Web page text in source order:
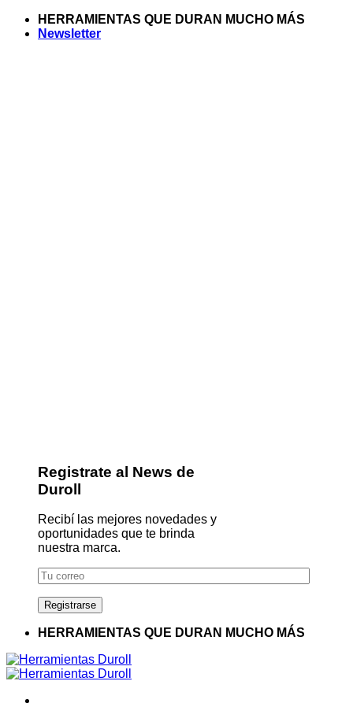
Saltar
HERRAMIENTAS QUE DURAN MUCHO MÁS
Newsletter
Registrate al News de
Duroll
Recibí las mejores novedades y
oportunidades que te brinda
nuestra marca.
HERRAMIENTAS QUE DURAN MUCHO MÁS